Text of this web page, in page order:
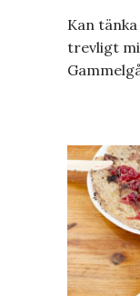
Kan
trevligt